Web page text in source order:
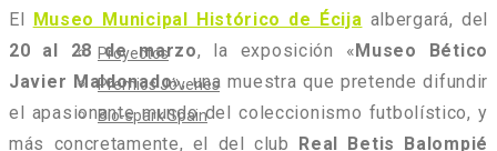
Proyectos
Premios Jóvenes
Bio-spark Spain
El Museo Municipal Histórico de Écija albergará, del
20 al 28 de marzo, la exposición « Museo Bético
Javier Maldonado», una muestra que pretende difundir
el apasionante mundo del coleccionismo futbolístico, y
más concretamente, el del club
Real Betis Balompié